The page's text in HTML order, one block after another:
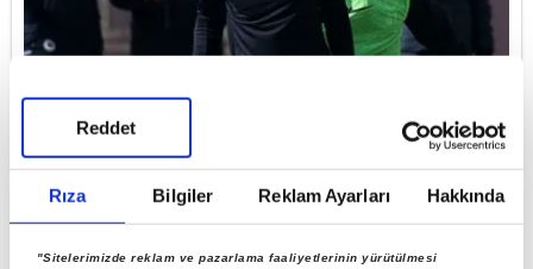
Rıza Bilgiler Reklam Ayarları Hakkında
"Sitelerimizde reklam ve pazarlama faaliyetlerinin yürütülmesi
Reddet
Gençlerbirliği Basın Sözcüsü Şanal: "Onyekuru